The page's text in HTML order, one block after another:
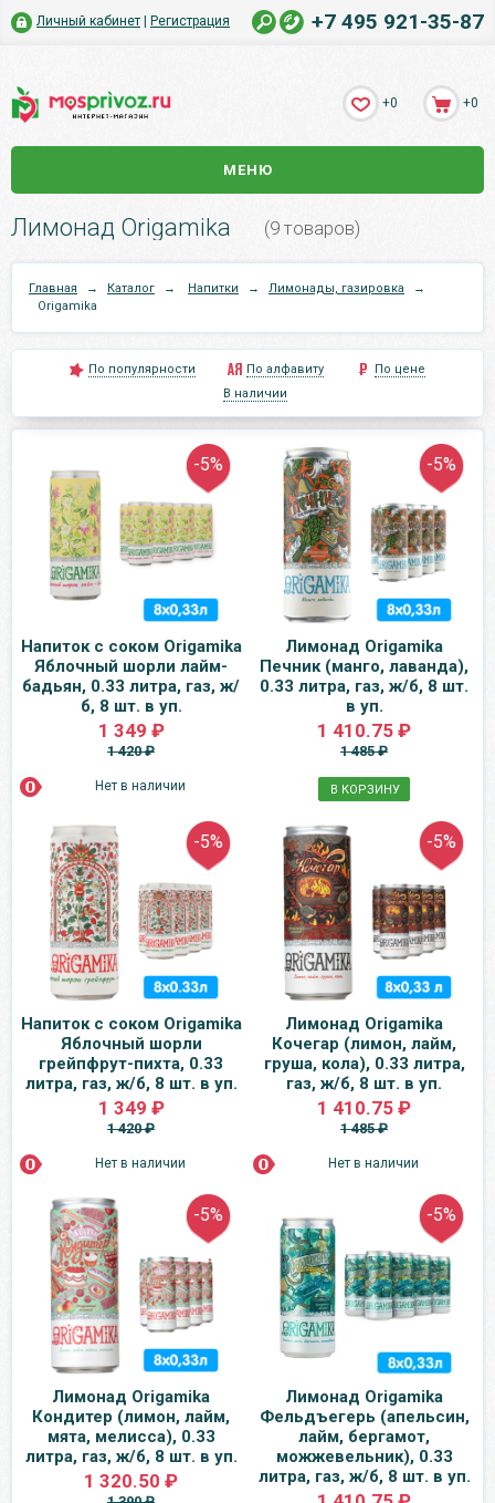
Личный кабинет Регистрация +7 495 921-35-87
+0 +0
МЕНЮ
Лимонад Origamika (9 товаров)
Главная → Каталог → Напитки → Лимонады, газировка
→
Origamika
По популярности По алфавиту
По цене
В наличии
-5%
Напиток с соком Origamika
Яблочный шорли лайм-
бадьян, 0.33 литра, газ, ж/
б, 8 шт. в уп.
1 349 ₽
1 420 ₽
Нет в наличии
-5%
Лимонад Origamika
Печник (манго, лаванда),
0.33 литра, газ, ж/б, 8 шт.
в уп.
1 410.75 ₽
1 485 ₽
В КОРЗИНУ
-5%
Напиток с соком Origamika
Яблочный шорли
грейпфрут-пихта, 0.33
литра, газ, ж/б, 8 шт. в уп.
1 349 ₽
1 420 ₽
Нет в наличии
-5%
Лимонад Origamika
Кочегар (лимон, лайм,
груша, кола), 0.33 литра,
газ, ж/б, 8 шт. в уп.
1 410.75 ₽
1 485 ₽
Нет в наличии
-5%
Лимонад Origamika
Кондитер (лимон, лайм,
мята, мелисса), 0.33
литра, газ, ж/б, 8 шт. в уп.
1 320.50 ₽
-5%
Лимонад Origamika
Фельдъегерь (апельсин,
лайм, бергамот,
можжевельник), 0.33
литра, газ, ж/б, 8 шт. в уп.